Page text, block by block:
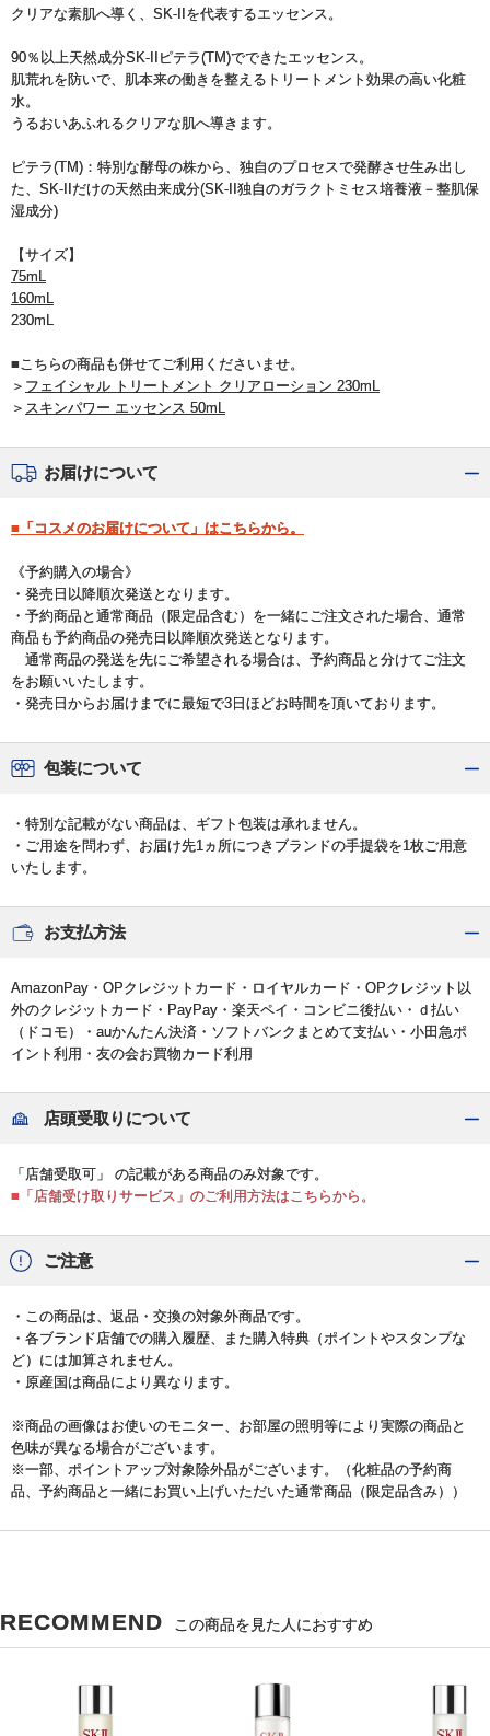
クリアな素肌へ導く、SK-IIを代表するエッセンス。
90％以上天然成分SK-IIピテラ(TM)でできたエッセンス。
肌荒れを防いで、肌本来の働きを整えるトリートメント効果の高い化粧
水。
うるおいあふれるクリアな肌へ導きます。
ピテラ(TM)：特別な酵母の株から、独自のプロセスで発酵させ生み出し
た、SK-IIだけの天然由来成分(SK-II独自のガラクトミセス培養液－整肌保
湿成分)
【サイズ】
75mL
160mL
230mL
■こちらの商品も併せてご利用くださいませ。
＞ フェイシャル トリートメント クリアローション 230mL
＞ スキンパワー エッセンス 50mL
お届けについて
■「コスメのお届けについて」はこちらから。
《予約購入の場合》
・発売日以降順次発送となります。
・予約商品と通常商品（限定品含む）を一緒にご注文された場合、通常
商品も予約商品の発売日以降順次発送となります。
通常商品の発送を先にご希望される場合は、予約商品と分けてご注文
をお願いいたします。
・発売日からお届けまでに最短で3日ほどお時間を頂いております。
包装について
・特別な記載がない商品は、ギフト包装は承れません。
・ご用途を問わず、お届け先1ヵ所につきブランドの手提袋を1枚ご用意
いたします。
お支払方法
AmazonPay・OPクレジットカード・ロイヤルカード・OPクレジット以
外のクレジットカード・PayPay・楽天ペイ・コンビニ後払い・ｄ払い
（ドコモ）・auかんたん決済・ソフトバンクまとめて支払い・小田急ポ
イント利用・友の会お買物カード利用
店頭受取りについて
「店舗受取可」 の記載がある商品のみ対象です。
■「店舗受け取りサービス」のご利用方法はこちらから。
ご注意
・この商品は、返品・交換の対象外商品です。
・各ブランド店舗での購入履歴、また購入特典（ポイントやスタンプな
ど）には加算されません。
・原産国は商品により異なります。
※商品の画像はお使いのモニター、お部屋の照明等により実際の商品と
色味が異なる場合がございます。
※一部、ポイントアップ対象除外品がございます。（化粧品の予約商
品、予約商品と一緒にお買い上げいただいた通常商品（限定品含み））
RECOMMEND この商品を見た人におすすめ